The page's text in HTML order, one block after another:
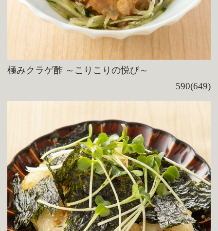
極みクラゲ酢 ～こりこりの悦び～
590(649)